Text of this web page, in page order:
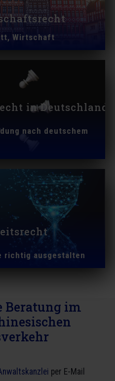
Wirtschaft
in Deutschland
nach deutschem
richtig ausgestalten
im
per E-Mail